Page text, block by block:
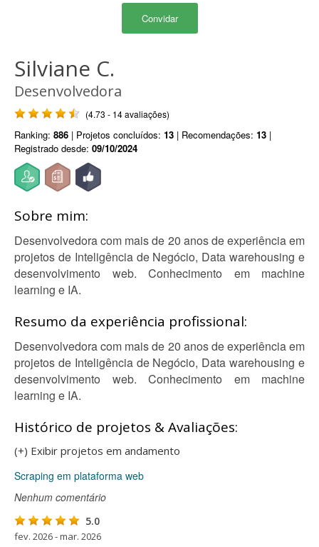
Convidar
Silviane C.
Desenvolvedora
(4.73 - 14 avaliações)
Ranking: 886 | Projetos concluídos: 13 | Recomendações: 13 |
Registrado desde: 09/10/2024
Sobre mim:
Desenvolvedora com mais de 20 anos de experiência em
projetos de Inteligência de Negócio, Data warehousing e
desenvolvimento web. Conhecimento em machine
learning e IA.
Resumo da experiência profissional:
Desenvolvedora com mais de 20 anos de experiência em
projetos de Inteligência de Negócio, Data warehousing e
desenvolvimento web. Conhecimento em machine
learning e IA.
Histórico de projetos & Avaliações:
(+) Exibir projetos em andamento
Scraping em plataforma web
Nenhum comentário
5.0
fev. 2026 - mar. 2026